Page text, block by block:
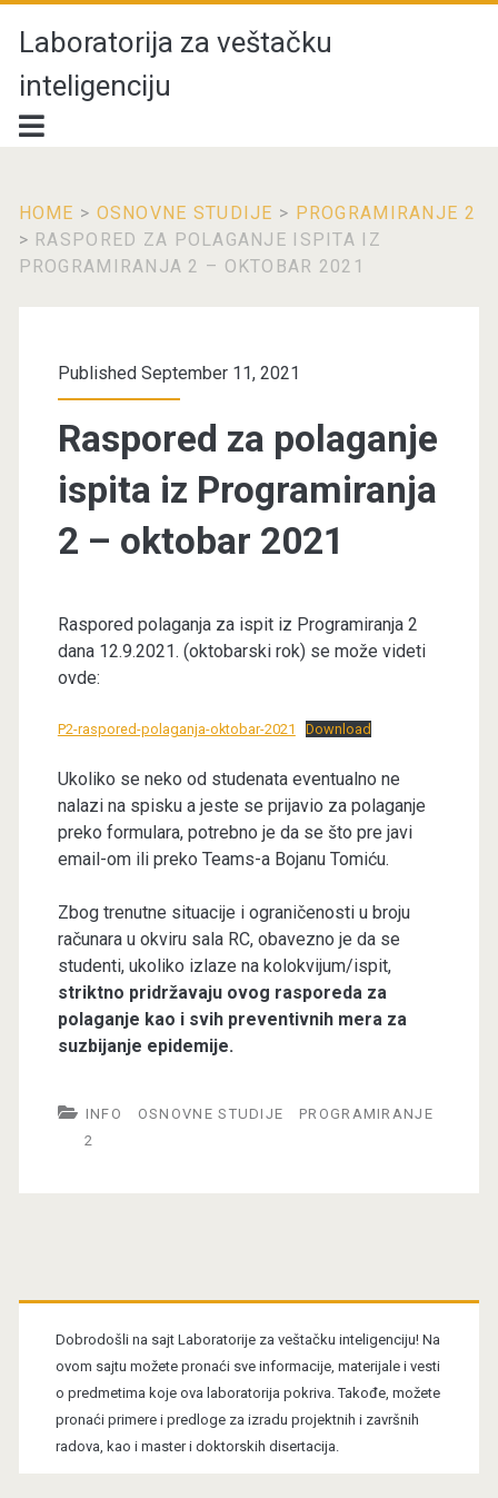
Laboratorija za veštačku
inteligenciju
HOME > OSNOVNE STUDIJE > PROGRAMIRANJE 2
> RASPORED ZA POLAGANJE ISPITA IZ
PROGRAMIRANJA 2 – OKTOBAR 2021
Published September 11, 2021
Raspored za polaganje
ispita iz Programiranja
2 – oktobar 2021
Raspored polaganja za ispit iz Programiranja 2
dana 12.9.2021. (oktobarski rok) se može videti
ovde:
P2-raspored-polaganja-oktobar-2021 Download
Ukoliko se neko od studenata eventualno ne
nalazi na spisku a jeste se prijavio za polaganje
preko formulara, potrebno je da se što pre javi
email-om ili preko Teams-a Bojanu Tomiću.
Zbog trenutne situacije i ograničenosti u broju
računara u okviru sala RC, obavezno je da se
studenti, ukoliko izlaze na kolokvijum/ispit,
striktno pridržavaju ovog rasporeda za
polaganje kao i svih preventivnih mera za
suzbijanje epidemije.
INFO OSNOVNE STUDIJE
PROGRAMIRANJE
2
Primary
Sidebar
Dobrodošli na sajt Laboratorije za veštačku inteligenciju! Na
ovom sajtu možete pronaći sve informacije, materijale i vesti
o predmetima koje ova laboratorija pokriva. Takođe, možete
pronaći primere i predloge za izradu projektnih i završnih
radova, kao i master i doktorskih disertacija.